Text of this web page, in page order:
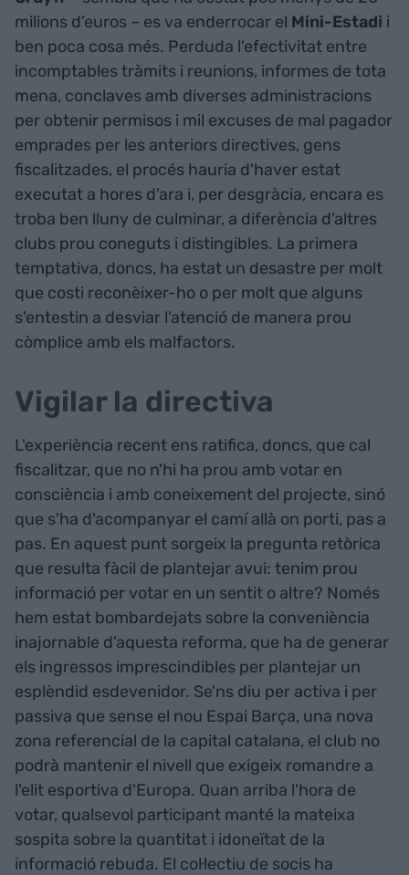
milions d’euros – es va enderrocar el Mini-Estadi i
ben poca cosa més. Perduda l'efectivitat entre
incomptables tràmits i reunions, informes de tota
mena, conclaves amb diverses administracions
per obtenir permisos i mil excuses de mal pagador
emprades per les anteriors directives, gens
fiscalitzades, el procés hauria d'haver estat
executat a hores d'ara i, per desgràcia, encara es
troba ben lluny de culminar, a diferència d'altres
clubs prou coneguts i distingibles. La primera
temptativa, doncs, ha estat un desastre per molt
que costi reconèixer-ho o per molt que alguns
s'entestin a desviar l'atenció de manera prou
còmplice amb els malfactors.
Vigilar la directiva
L'experiència recent ens ratifica, doncs, que cal
fiscalitzar, que no n'hi ha prou amb votar en
consciència i amb coneixement del projecte, sinó
que s'ha d'acompanyar el camí allà on porti, pas a
pas. En aquest punt sorgeix la pregunta retòrica
que resulta fàcil de plantejar avui: tenim prou
informació per votar en un sentit o altre? Només
hem estat bombardejats sobre la conveniència
inajornable d'aquesta reforma, que ha de generar
els ingressos imprescindibles per plantejar un
esplèndid esdevenidor. Se'ns diu per activa i per
passiva que sense el nou Espai Barça, una nova
zona referencial de la capital catalana, el club no
podrà mantenir el nivell que exigeix romandre a
l'elit esportiva d'Europa. Quan arriba l'hora de
votar, qualsevol participant manté la mateixa
sospita sobre la quantitat i idoneïtat de la
informació rebuda. El col·lectiu de socis ha